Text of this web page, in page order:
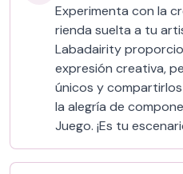
Experimenta con la
rienda suelta a tu
Labadairity
expresión creativa,
únicos y
la alegría de
Juego. ¡Es tu